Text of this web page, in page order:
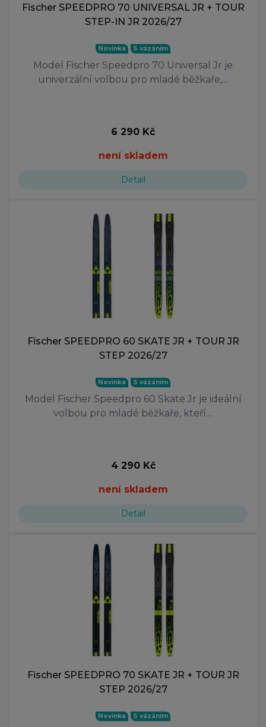
Fischer SPEEDPRO 70 UNIVERSAL JR + TOUR
STEP-IN JR 2026/27
Novinka S vázáním
Model Fischer Speedpro 70 Universal Jr je
univerzální volbou pro mladé běžkaře,…
6 290 Kč
není skladem
Detail
Fischer SPEEDPRO 60 SKATE JR + TOUR JR
STEP 2026/27
Novinka S vázáním
Model Fischer Speedpro 60 Skate Jr je ideální
volbou pro mladé běžkaře, kteří…
4 290 Kč
není skladem
Detail
Fischer SPEEDPRO 70 SKATE JR + TOUR JR
STEP 2026/27
Novinka S vázáním